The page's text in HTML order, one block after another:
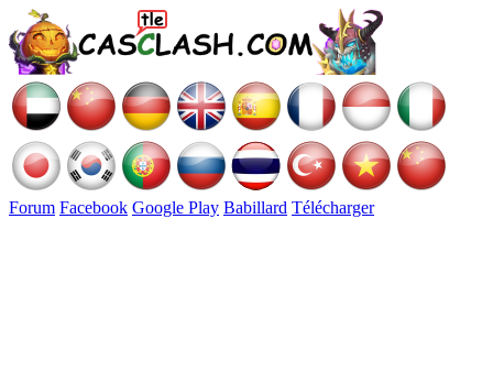
Forum Facebook Google Play Babillard Télécharger